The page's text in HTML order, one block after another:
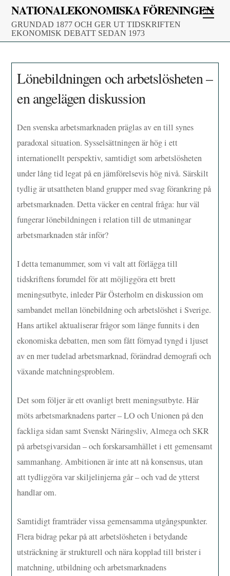
Skip
content
NATIONALEKONOMISKA FÖRENINGEN
GRUNDAD 1877 OCH GER UT TIDSKRIFTEN
EKONOMISK DEBATT SEDAN 1973
Lönebildningen och arbetslösheten –
en angelägen diskussion
Den svenska arbetsmarknaden präglas av en till synes
paradoxal situation. Sysselsättningen är hög i ett
internationellt perspektiv, samtidigt som arbetslösheten
under lång tid legat på en jämförelsevis hög nivå. Särskilt
tydlig är utsattheten bland grupper med svag förankring på
arbetsmarknaden. Detta väcker en central fråga: hur väl
fungerar lönebildningen i relation till de utmaningar
arbetsmarknaden står inför?
I detta temanummer, som vi valt att förlägga till
tidskriftens forumdel för att möjliggöra ett brett
meningsutbyte, inleder Pär Österholm en diskussion om
sambandet mellan lönebildning och arbetslöshet i Sverige.
Hans artikel aktualiserar frågor som länge funnits i den
ekonomiska debatten, men som fått förnyad tyngd i ljuset
av en mer tudelad arbetsmarknad, förändrad demografi och
växande matchningsproblem.
Det som följer är ett ovanligt brett meningsutbyte. Här
möts arbetsmarknadens parter – LO och Unionen på den
fackliga sidan samt Svenskt Näringsliv, Almega och SKR
på arbetsgivarsidan – och forskarsamhället i ett gemensamt
sammanhang. Ambitionen är inte att nå konsensus, utan
att tydliggöra var skiljelinjerna går – och vad de ytterst
handlar om.
Samtidigt framträder vissa gemensamma utgångspunkter.
Flera bidrag pekar på att arbetslösheten i betydande
utsträckning är strukturell och nära kopplad till brister i
matchning, utbildning och arbetsmarknadens